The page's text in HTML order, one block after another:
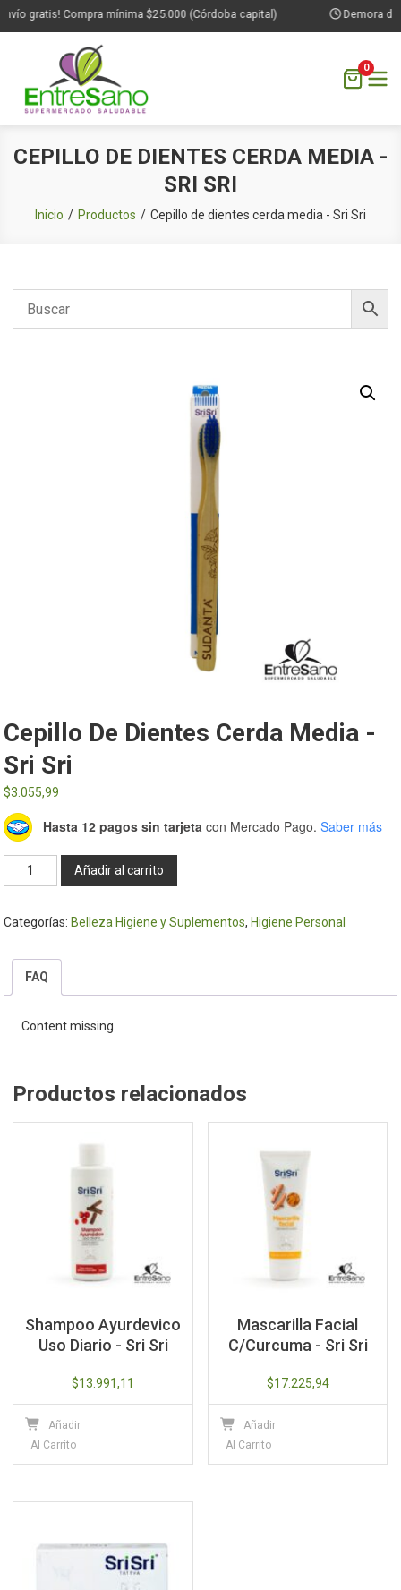
gratis! Compra mínima $25.000 (Córdoba capital) Demora de
0
CEPILLO DE DIENTES CERDA MEDIA -
SRI SRI
Inicio Productos Cepillo de dientes cerda media - Sri Sri
Cepillo De Dientes Cerda Media -
Sri Sri
$3.055,99
Hasta 12 pagos sin tarjeta con Mercado Pago. Saber más
Cepillo
de
cerda
Sri
Añadir al carrito
Categorías: Belleza Higiene y Suplementos, Higiene Personal
FAQ
Content missing
Productos relacionados
Shampoo Ayurdevico
Uso Diario - Sri Sri
$13.991,11
Añadir
Al Carrito
Mascarilla Facial
C/Curcuma - Sri Sri
$17.225,94
Añadir
Al Carrito